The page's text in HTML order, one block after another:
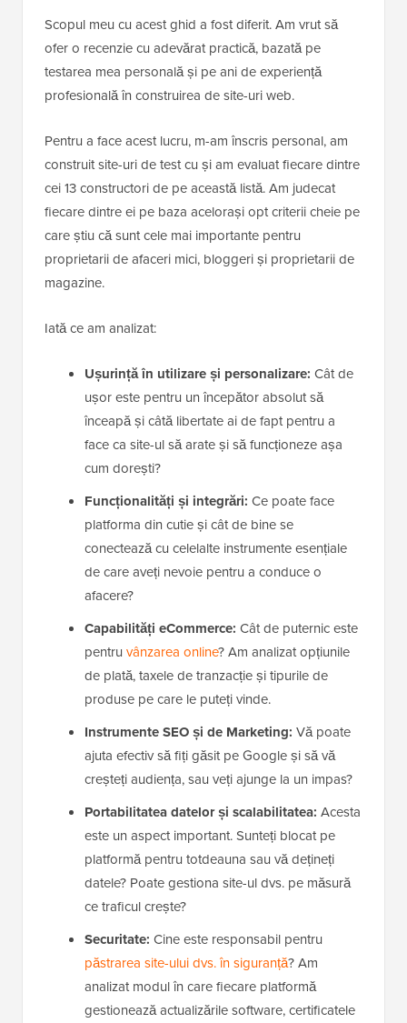
Scopul meu cu acest ghid a fost diferit. Am vrut să
ofer o recenzie cu adevărat practică, bazată pe
testarea mea personală și pe ani de experiență
profesională în construirea de site-uri web.
Pentru a face acest lucru, m-am înscris personal, am
construit site-uri de test cu și am evaluat fiecare dintre
cei 13 constructori de pe această listă. Am judecat
fiecare dintre ei pe baza acelorași opt criterii cheie pe
care știu că sunt cele mai importante pentru
proprietarii de afaceri mici, bloggeri și proprietarii de
magazine.
Iată ce am analizat:
Ușurință în utilizare și personalizare: Cât de
ușor este pentru un începător absolut să
înceapă și câtă libertate ai de fapt pentru a
face ca site-ul să arate și să funcționeze așa
cum dorești?
Funcționalități și integrări: Ce poate face
platforma din cutie și cât de bine se
conectează cu celelalte instrumente esențiale
de care aveți nevoie pentru a conduce o
afacere?
Capabilități eCommerce: Cât de puternic este
pentru vânzarea online? Am analizat opțiunile
de plată, taxele de tranzacție și tipurile de
produse pe care le puteți vinde.
Instrumente SEO și de Marketing: Vă poate
ajuta efectiv să fiți găsit pe Google și să vă
creșteți audiența, sau veți ajunge la un impas?
Portabilitatea datelor și scalabilitatea: Acesta
este un aspect important. Sunteți blocat pe
platformă pentru totdeauna sau vă dețineți
datele? Poate gestiona site-ul dvs. pe măsură
ce traficul crește?
Securitate: Cine este responsabil pentru
păstrarea site-ului dvs. în siguranță? Am
analizat modul în care fiecare platformă
gestionează actualizările software, certificatele